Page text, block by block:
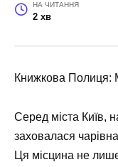
НА ЧИТАННЯ
2 хв
Книжкова Полиця:
Серед міста Київ,
заховалася
Ця місцина не